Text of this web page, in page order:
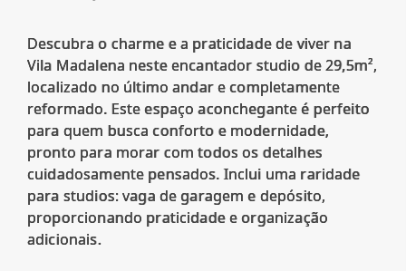
Descubra o charme e a praticidade de viver na
Vila Madalena neste encantador studio de 29,5m²,
localizado no último andar e completamente
reformado. Este espaço aconchegante é perfeito
para quem busca conforto e modernidade,
pronto para morar com todos os detalhes
cuidadosamente pensados. Inclui uma raridade
para studios: vaga de garagem e depósito,
proporcionando praticidade e organização
adicionais.